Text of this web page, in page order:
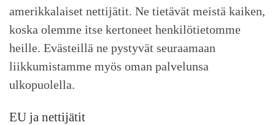
amerikkalaiset nettijätit. Ne tietävät meistä kaiken,
koska olemme itse kertoneet henkilötietomme
heille. Evästeillä ne pystyvät seuraamaan
liikkumistamme myös oman palvelunsa
ulkopuolella.
EU ja nettijätit